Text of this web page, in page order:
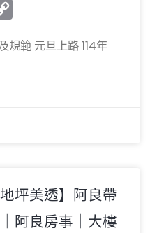
規範 元旦上路 114年
坪美透】阿良帶
阿良房事｜大樓